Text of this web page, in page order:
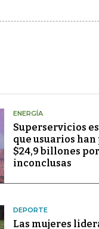
ENERGÍA
Superservicios
que usuarios han
$24,9 billones
inconclusas
DEPORTE
Las mujeres